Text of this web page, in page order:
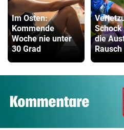
Im Osten:
Kommende
Woche nie unter
30 Grad
die
Rausch